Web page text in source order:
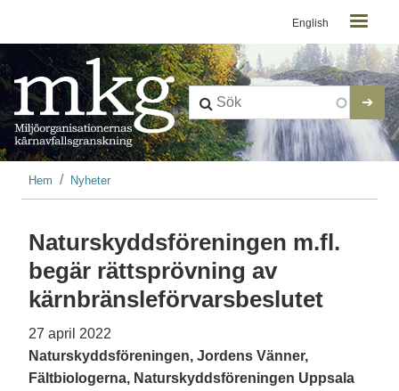
Kontaktmeny
English
Länkstig
Hem Nyheter
Naturskyddsföreningen m.fl.
begär rättsprövning av
kärnbränsleförvarsbeslutet
27 april 2022
Naturskyddsföreningen, Jordens Vänner,
Fältbiologerna, Naturskyddsföreningen Uppsala